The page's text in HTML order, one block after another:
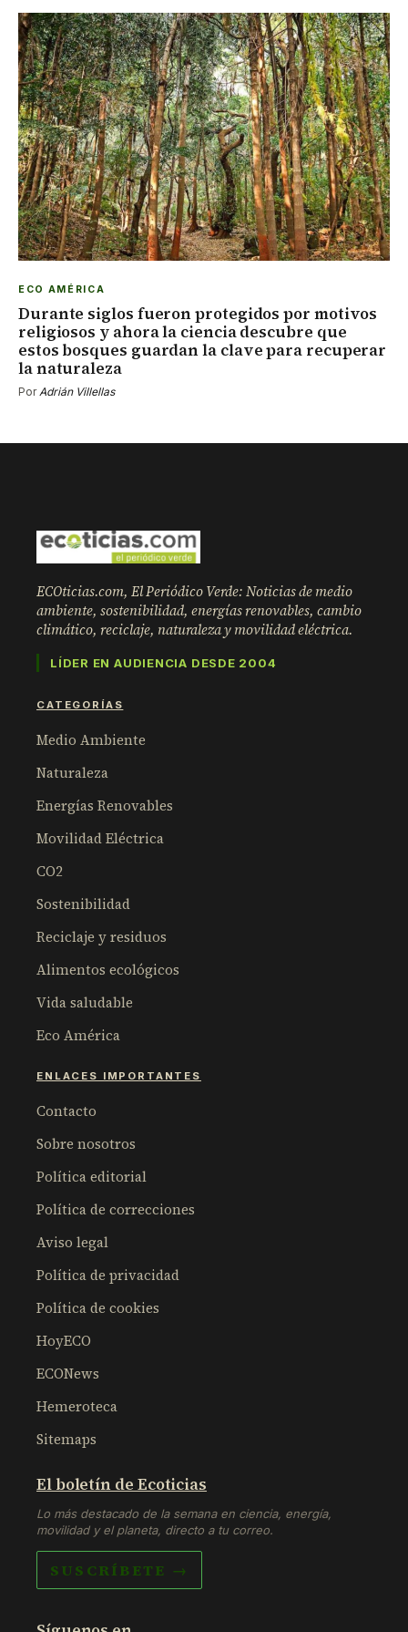
ECO AMÉRICA
Durante siglos fueron protegidos por motivos
religiosos y ahora la ciencia descubre que
estos bosques guardan la clave para recuperar
la naturaleza
Por Adrián Villellas
ECOticias.com, El Periódico Verde: Noticias de medio
ambiente, sostenibilidad, energías renovables, cambio
climático, reciclaje, naturaleza y movilidad eléctrica.
LÍDER EN AUDIENCIA DESDE 2004
CATEGORÍAS
Medio Ambiente
Naturaleza
Energías Renovables
Movilidad Eléctrica
CO2
Sostenibilidad
Reciclaje y residuos
Alimentos ecológicos
Vida saludable
Eco América
ENLACES IMPORTANTES
Contacto
Sobre nosotros
Política editorial
Política de correcciones
Aviso legal
Política de privacidad
Política de cookies
HoyECO
ECONews
Hemeroteca
Sitemaps
El boletín de Ecoticias
Lo más destacado de la semana en ciencia, energía,
movilidad y el planeta, directo a tu correo.
SUSCRÍBETE →